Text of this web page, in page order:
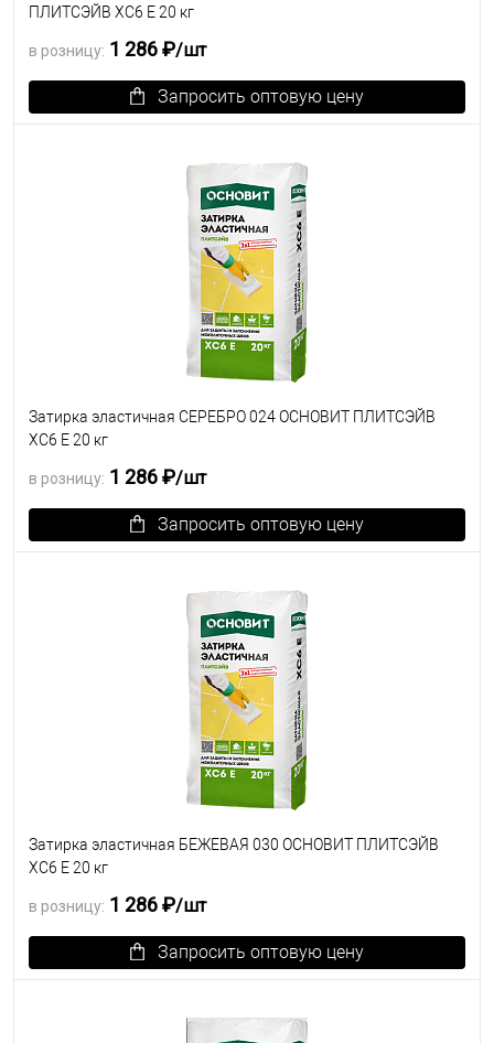
ПЛИТСЭЙВ XC6 E 20 кг
в розницу: 1 286 ₽/шт
Запросить оптовую цену
Затирка эластичная СЕРЕБРО 024 ОСНОВИТ ПЛИТСЭЙВ
XC6 E 20 кг
в розницу: 1 286 ₽/шт
Запросить оптовую цену
Затирка эластичная БЕЖЕВАЯ 030 ОСНОВИТ ПЛИТСЭЙВ
XC6 E 20 кг
в розницу: 1 286 ₽/шт
Запросить оптовую цену